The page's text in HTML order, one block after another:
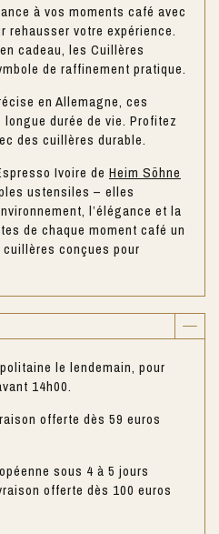
à vos moments café avec
rehausser votre expérience.
cadeau, les Cuillères
de raffinement pratique.
en Allemagne, ces
durée de vie. Profitez
des cuillères durable.
Ivoire de Heim Söhne
ustensiles – elles
l’élégance et la
de chaque moment café un
conçues pour
le lendemain, pour
14h00.
offerte dès 59 euros
sous 4 à 5 jours
offerte dès 100 euros